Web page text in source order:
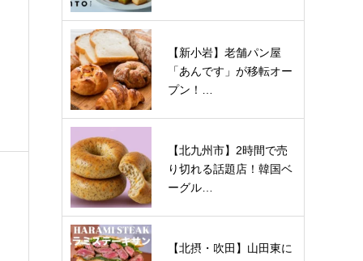
【新小岩】老舗パン屋
「あんです」が移転オー
プン！…
【北九州市】2時間で売
り切れる話題店！韓国ベ
ーグル…
【北摂・吹田】山田東に